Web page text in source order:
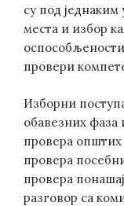
су под
места и избор
провери
Изборни
обавезних фаза
провера
провера
провера
разговор са